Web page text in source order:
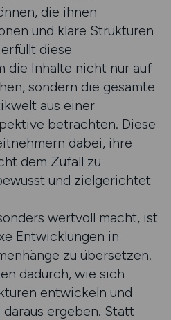
die ihnen
und klare Strukturen
diese
die Inhalte nicht nur auf
sondern die gesamte
aus einer
betrachten. Diese
dabei, ihre
dem Zufall zu
und zielgerichtet
wertvoll macht, ist
Entwicklungen in
zu übersetzen.
dadurch, wie sich
entwickeln und
ergeben. Statt